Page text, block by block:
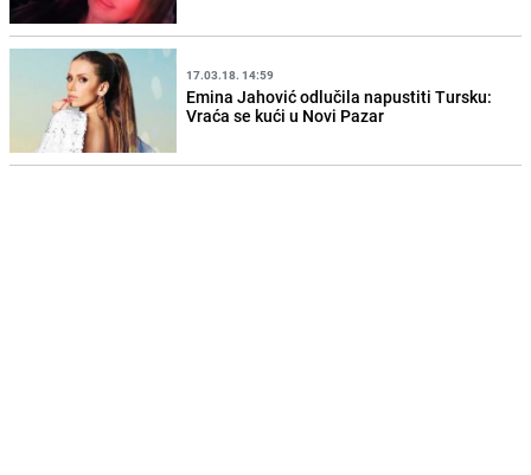
17.03.18. 14:59
Emina Jahović odlučila napustiti Tursku:
Vraća se kući u Novi Pazar